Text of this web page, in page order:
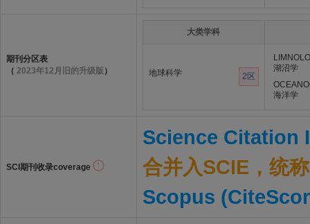
期刊分区表
（ 2023年12月旧的升级版 ）
大类学科
地球科学 2区
湖沼学
海洋学
SCI期刊收录coverage
Science Citation
合并入SCIE，统
Scopus